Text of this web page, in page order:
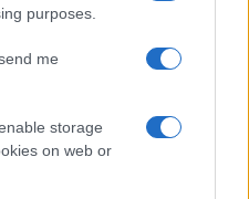
purposes.
me
storage
on web or
chiuse ancora fino a